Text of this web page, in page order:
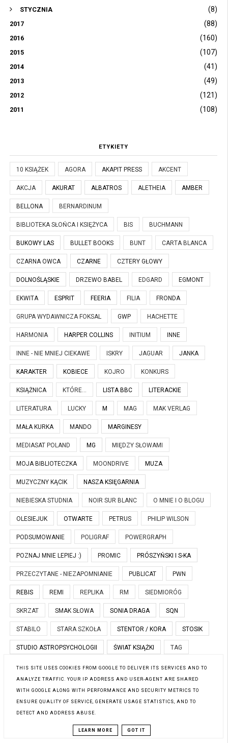
STYCZNIA (8)
2017 (88)
2016 (160)
2015 (107)
2014 (41)
2013 (49)
2012 (121)
2011 (108)
ETYKIETY
10 KSIĄŻEK AGORA AKAPIT PRESS AKCENT
AKCJA AKURAT ALBATROS ALETHEIA AMBER
BELLONA BERNARDINUM
BIBLIOTEKA SŁOŃCA I KSIĘŻYCA BIS BUCHMANN
BUKOWY LAS BULLET BOOKS BUNT CARTA BLANCA
CZARNA OWCA CZARNE CZTERY GŁOWY
DOLNOŚLĄSKIE DRZEWO BABEL EDGARD EGMONT
EKWITA ESPRIT FEERIA FILIA FRONDA
GRUPA WYDAWNICZA FOKSAL GWP HACHETTE
HARMONIA HARPER COLLINS INITIUM INNE
INNE - NIE MNIEJ CIEKAWE ISKRY JAGUAR JANKA
KARAKTER KOBIECE KOJRO KONKURS
KSIĄŻNICA KTÓRE... LISTA BBC LITERACKIE
LITERATURA LUCKY M MAG MAK VERLAG
MAŁA KURKA MANDO MARGINESY
MEDIASAT POLAND MG MIĘDZY SŁOWAMI
MOJA BIBLIOTECZKA MOONDRIVE MUZA
MUZYCZNY KĄCIK NASZA KSIĘGARNIA
NIEBIESKA STUDNIA NOIR SUR BLANC O MNIE I O BLOGU
OLESIEJUK OTWARTE PETRUS PHILIP WILSON
PODSUMOWANIE POLIGRAF POWERGRAPH
POZNAJ MNIE LEPIEJ :) PROMIC PRÓSZYŃSKI I S-KA
PRZECZYTANE - NIEZAPOMNIANIE PUBLICAT PWN
REBIS REMI REPLIKA RM SIEDMIORÓG
SKRZAT SMAK SŁOWA SONIA DRAGA SQN
STABILO STARA SZKOŁA STENTOR / KORA STOSIK
STUDIO ASTROPSYCHOLOGII ŚWIAT KSIĄŻKI TAG
TOP 2016 VESPER W.A.B. WAB WAM
WILGA ZAKŁADKA ZIELONA SOWA ZNAK
THIS SITE USES COOKIES FROM GOOGLE TO DELIVER ITS SERVICES AND TO
ANALYZE TRAFFIC. YOUR IP ADDRESS AND USER-AGENT ARE SHARED
WITH GOOGLE ALONG WITH PERFORMANCE AND SECURITY METRICS TO
ENSURE QUALITY OF SERVICE, GENERATE USAGE STATISTICS, AND TO
DETECT AND ADDRESS ABUSE.
LEARN MORE GOT IT